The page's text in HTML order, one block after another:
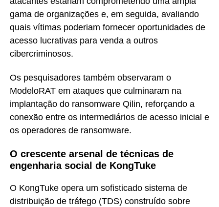
gama de organizações e, em seguida, avaliando
quais vítimas poderiam fornecer oportunidades de
acesso lucrativas para venda a outros
cibercriminosos.
Os pesquisadores também observaram o
ModeloRAT em ataques que culminaram na
implantação do ransomware Qilin, reforçando a
conexão entre os intermediários de acesso inicial e
os operadores de ransomware.
O crescente arsenal de técnicas de
engenharia social de KongTuke
O KongTuke opera um sofisticado sistema de
distribuição de tráfego (TDS) construído sobre